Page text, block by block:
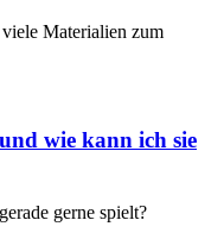
Materialien zum
wie kann ich sie
gerne spielt?